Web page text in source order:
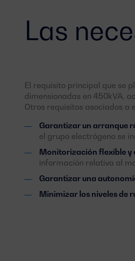
Las
El requisito principal que se
dimensionadas en 450kVA,
Otros requisitos asociados a
Garantizar un arranque
el grupo electrógeno se
Monitorización flexible y
información relativa al
Garantizar una
Minimizar los niveles de